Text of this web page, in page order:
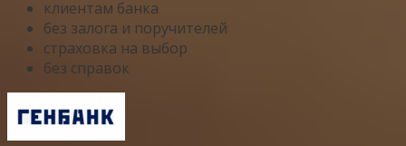
клиентам банка
без залога и поручителей
страховка на выбор
без справок